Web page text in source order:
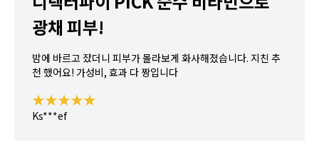
광채 피부!
밤에 바르고 잤더니 피부가 몰라보게 화사해졌습니다. 지친 추
천 했어요! 가성비, 효과 다 짱입니다
★★★★★
Ks***ef